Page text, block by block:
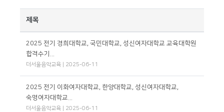
제목
2025 전기 경희대학교, 국민대학교, 성신여자대학교 교육대학원
합격수기...
더서울음악교육 | 2025-06-11
2025 전기 이화여자대학교, 한양대학교, 성신여자대학교,
숙명여자대학교...
더서울음악교육 | 2025-06-11